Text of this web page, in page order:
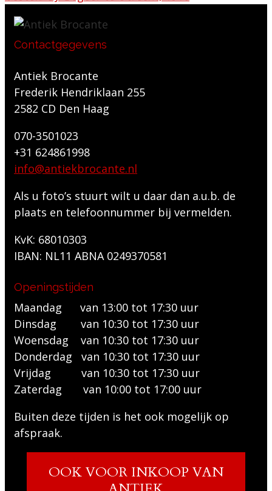
Contactgegevens
Antiek Brocante
Frederik Hendriklaan 255
2582 CD Den Haag
070-3501023
+31 624861998
info@antiekbrocante.nl
Als u foto’s stuurt wilt u daar dan a.u.b. de
plaats en telefoonnummer bij vermelden.
KvK: 68010303
IBAN: NL11 ABNA 0249370581
Openingstijden
Maandag van 13:00 tot 17:30 uur
Dinsdag van 10:30 tot 17:30 uur
Woensdag van 10:30 tot 17:30 uur
Donderdag van 10:30 tot 17:30 uur
Vrijdag van 10:30 tot 17:30 uur
Zaterdag van 10:00 tot 17:00 uur
Buiten deze tijden is het ook mogelijk op
afspraak.
OOK VOOR INKOOP VAN